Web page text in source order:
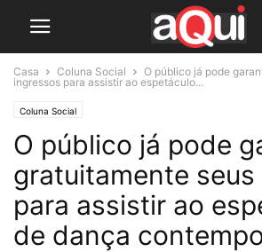
Casa Coluna Social
O público já pode
ingressos para assistir ao espetáculo...
Coluna Social
O público já pode
gratuitamente
para assistir ao
de dança